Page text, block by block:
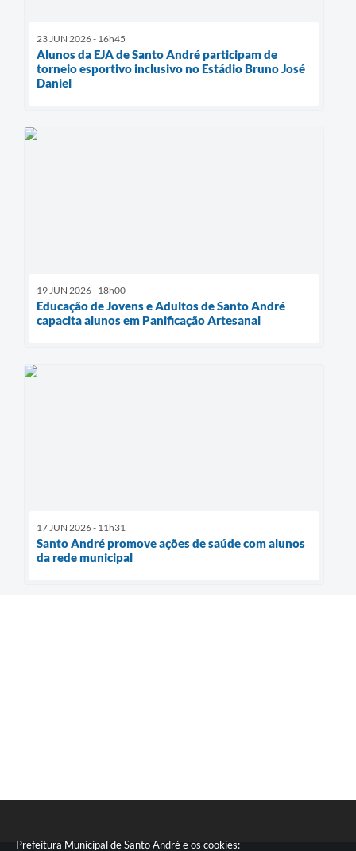
Prefeitura Municipal de Santo André e os cookies:
23 JUN 2026 - 16h45
Alunos da EJA de Santo André participam de
torneio esportivo inclusivo no Estádio Bruno José
Daniel
19 JUN 2026 - 18h00
Educação de Jovens e Adultos de Santo André
capacita alunos em Panificação Artesanal
17 JUN 2026 - 11h31
Santo André promove ações de saúde com alunos
da rede municipal